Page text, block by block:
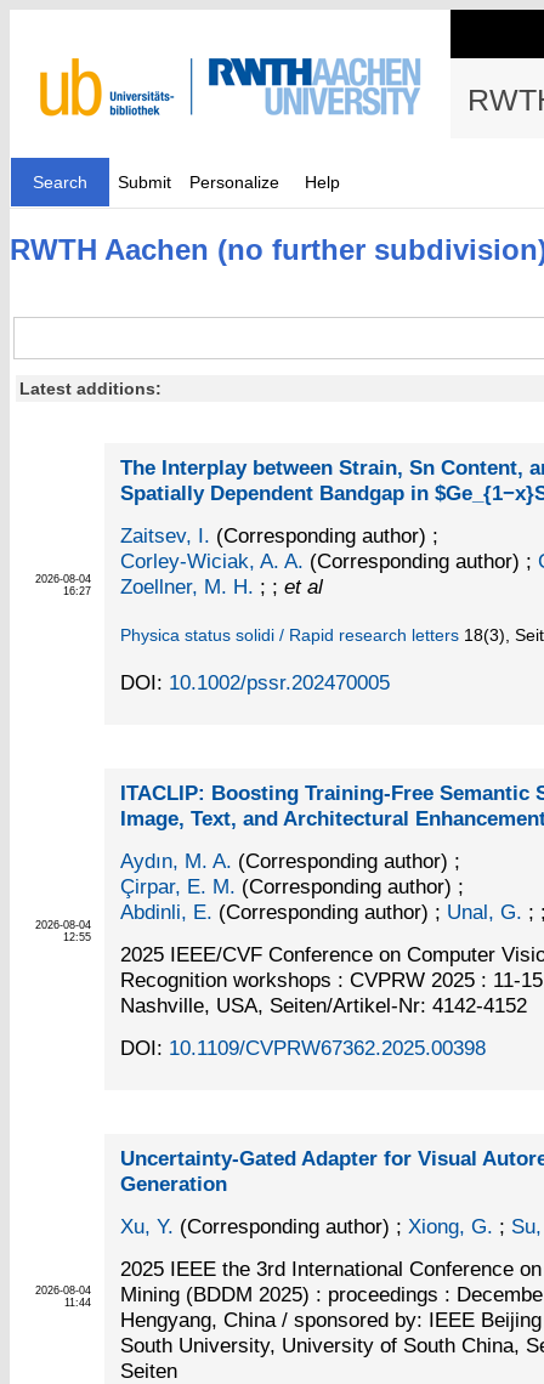
Search Submit Personalize Help
RWTH Aachen (no further
Latest additions:
2026-08-04
16:27
The Interplay between Strain, Sn Content,
Spatially Dependent Bandgap in
Zaitsev, I. (Corresponding author) ;
Corley-Wiciak, A. A. (Corresponding author) ;
Zoellner, M. H. ; ; et al
Physica status solidi / Rapid research letters 18(3)
DOI: 10.1002/pssr.202470005
2026-08-04
12:55
ITACLIP: Boosting Training-Free Semantic
Image, Text, and Architectural
Aydın, M. A. (Corresponding author) ;
Çirpar, E. M. (Corresponding author) ;
Abdinli, E. (Corresponding author) ; Unal, G. ;
2025 IEEE/CVF Conference on Computer
Recognition workshops : CVPRW 2025 : 11-
Nashville, USA, Seiten/Artikel-Nr: 4142-4152
DOI: 10.1109/CVPRW67362.2025.00398
2026-08-04
11:44
Uncertainty-Gated Adapter for Visual
Generation
Xu, Y. (Corresponding author) ; Xiong, G. ;
2025 IEEE the 3rd International Conference
Mining (BDDM 2025) : proceedings :
Hengyang, China / sponsored by: IEEE
South University, University of South China,
Seiten